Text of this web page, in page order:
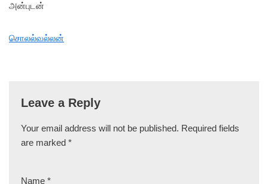
அன்புடன்
சொலல்வல்லன்
Leave a Reply
Your email address will not be published. Required fields
are marked *
Name *